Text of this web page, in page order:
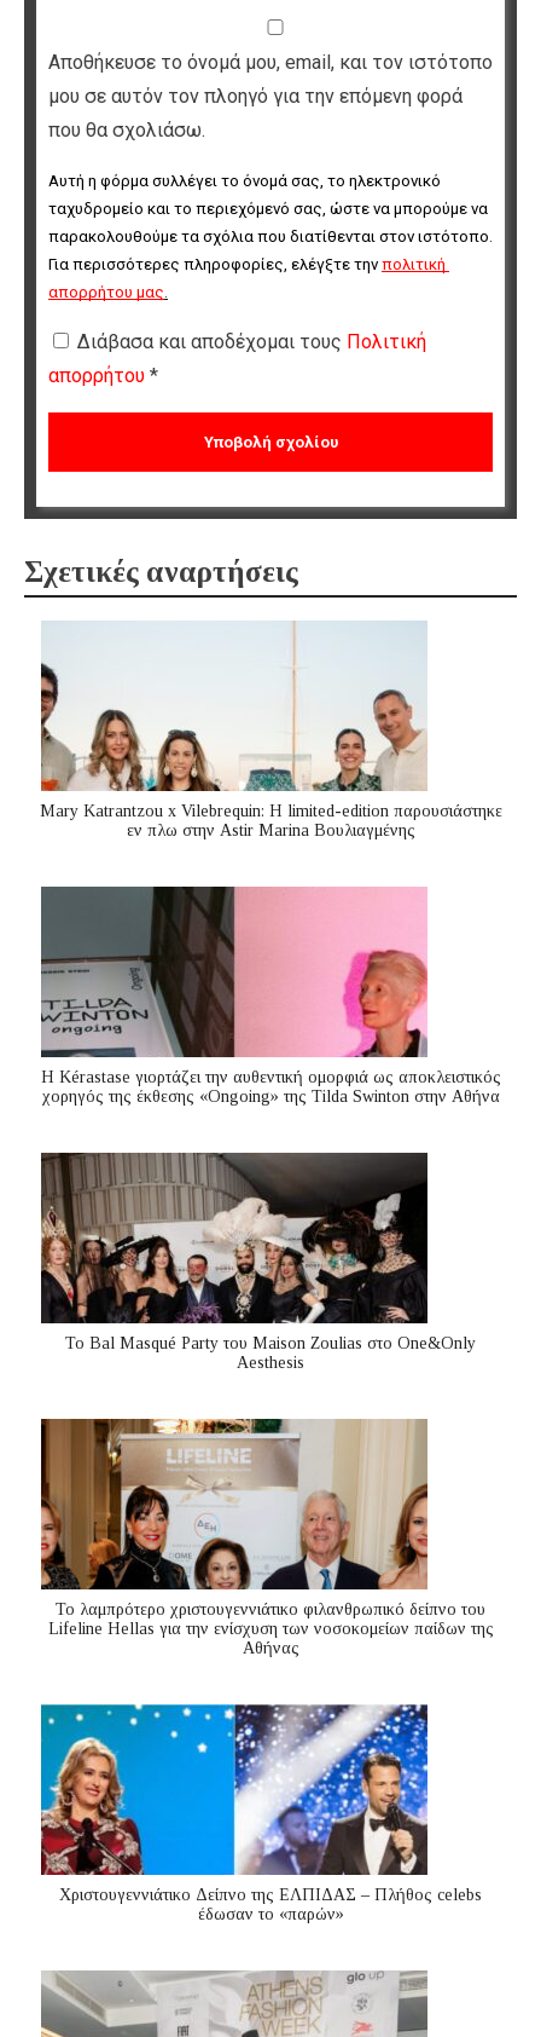
Αποθήκευσε το όνομά μου, email, και τον ιστότοπο
μου σε αυτόν τον πλοηγό για την επόμενη φορά
που θα σχολιάσω.
Αυτή η φόρμα συλλέγει το όνομά σας, το ηλεκτρονικό
ταχυδρομείο και το περιεχόμενό σας, ώστε να μπορούμε να
παρακολουθούμε τα σχόλια που διατίθενται στον ιστότοπο.
Για περισσότερες πληροφορίες, ελέγξτε την πολιτική
απορρήτου μας.
Διάβασα και αποδέχομαι τους Πολιτική
απορρήτου *
Σχετικές αναρτήσεις
Mary Katrantzou x Vilebrequin: Η limited-edition παρουσιάστηκε
εν πλω στην Astir Marina Βουλιαγμένης
Η Kérastase γιορτάζει την αυθεντική ομορφιά ως αποκλειστικός
χορηγός της έκθεσης «Ongoing» της Tilda Swinton στην Αθήνα
Το Bal Masqué Party του Maison Zoulias στο One&Only
Aesthesis
Το λαμπρότερο χριστουγεννιάτικο φιλανθρωπικό δείπνο του
Lifeline Hellas για την ενίσχυση των νοσοκομείων παίδων της
Αθήνας
Χριστουγεννιάτικο Δείπνο της ΕΛΠΙΔΑΣ – Πλήθος celebs
έδωσαν το «παρών»